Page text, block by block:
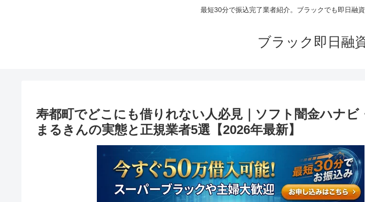
最短30分で振込完了業者紹介。ブラックでも即日融
ブラック即日融
寿都町でどこにも借りれない人必見｜ソフト闇金ハナビ
まるきんの実態と正規業者5選【2026年最新】